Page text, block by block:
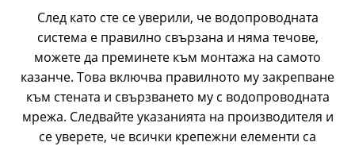
След като сте се уверили, че водопроводната
система е правилно свързана и няма течове,
можете да преминете към монтажа на самото
казанче. Това включва правилното му закрепване
към стената и свързването му с водопроводната
мрежа. Следвайте указанията на производителя и
се уверете, че всички крепежни елементи са